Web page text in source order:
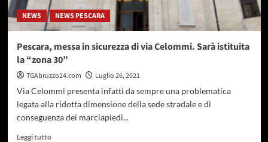
portato
avanti
NEWS NEWS PESCARA
Pescara, messa in sicurezza di via Celommi. Sarà istituita
la “zona 30”
TGAbruzzo24.com
Luglio 26, 2021
Via Celommi presenta infatti da sempre una problematica
legata alla ridotta dimensione della sede stradale e di
conseguenza dei marciapiedi...
Leggi tuttoLeggi